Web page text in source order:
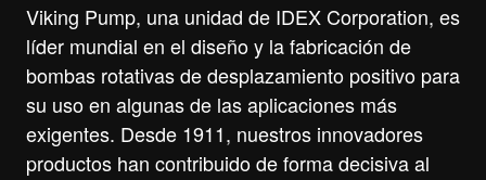
Viking Pump, una unidad de IDEX Corporation, es
líder mundial en el diseño y la fabricación de
bombas rotativas de desplazamiento positivo para
su uso en algunas de las aplicaciones más
exigentes. Desde 1911, nuestros innovadores
productos han contribuido de forma decisiva al